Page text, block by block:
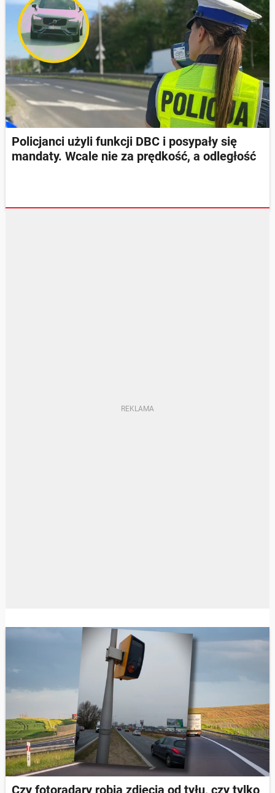
Policjanci użyli funkcji DBC i posypały się
mandaty. Wcale nie za prędkość, a odległość
Czy fotoradary robią zdjęcia od tyłu, czy tylko